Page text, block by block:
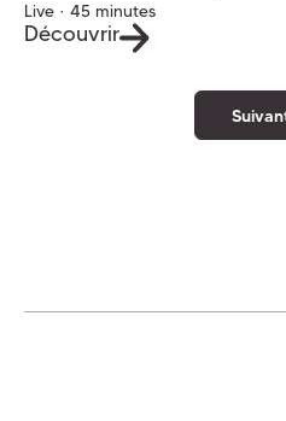
Live · 45 minutes
Découvrir